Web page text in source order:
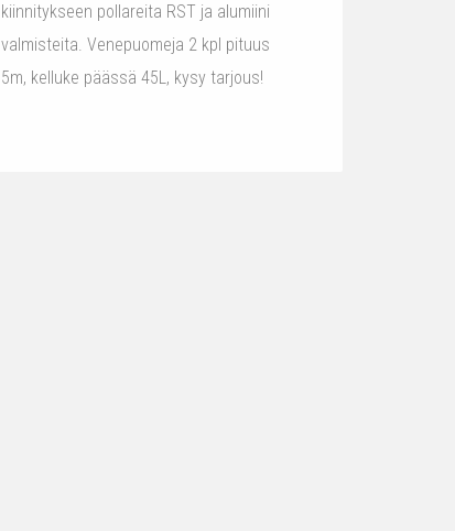
kiinnitykseen pollareita RST ja alumiini
valmisteita. Venepuomeja 2 kpl pituus
5m, kelluke päässä 45L, kysy tarjous!